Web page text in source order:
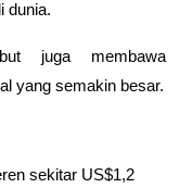
dunia.
juga membawa
yang semakin besar.
sekitar US$1,2